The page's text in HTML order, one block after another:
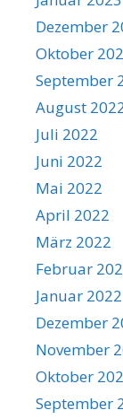
Dezember
Oktober
September
August
Juli 2022
Juni 2022
Mai 2022
April 2022
März 2022
Februar
Januar 2022
Dezember
November
Oktober
September